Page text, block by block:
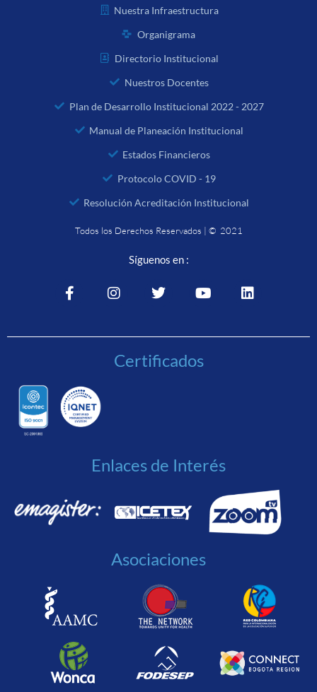
Nuestra Infraestructura
Organigrama
Directorio Institucional
Nuestros Docentes
Plan de Desarrollo Institucional 2022 - 2027
Manual de Planeación Institucional
Estados Financieros
Protocolo COVID - 19
Resolución Acreditación Institucional
Todos los Derechos Reservados | © 2021
Síguenos en :
Certificados
Enlaces de Interés
Asociaciones